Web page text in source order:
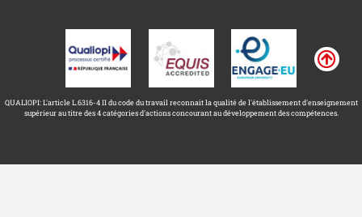
QUALIOPI: L'article L.6316-4 II du code du travail reconnait la qualité de l'établissement d'enseignement
supérieur au titre des 4 catégories d'actions concourant au développement des compétences.